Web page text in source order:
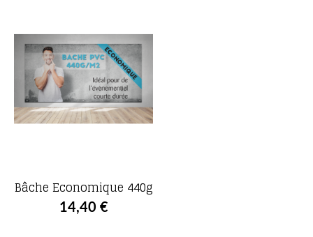
Bâche Economique 440g
14,40 €